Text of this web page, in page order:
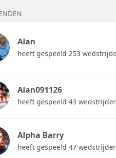
Alan
heeft gespeeld 253
Alan091126
heeft gespeeld 43
Alpha Barry
heeft gespeeld 47